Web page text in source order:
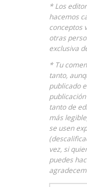
* Los
hacemos
conceptos
otras
exclusiva
* Tu
tanto,
publicado
tanto de
más
se usen
vez, si
puedes